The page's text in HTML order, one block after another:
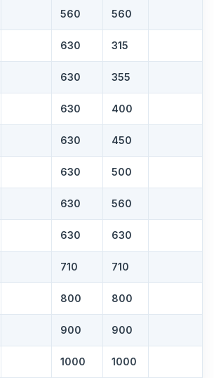
560 560
630 315
630 355
630 400
630 450
630 500
630 560
630 630
710 710
800 800
900 900
1000 1000